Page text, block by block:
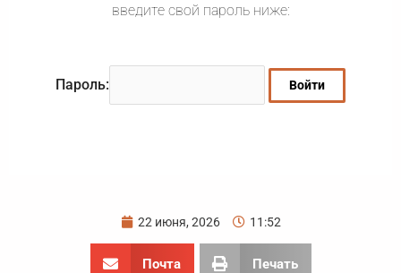
введите свой пароль ниже:
Пароль:
22 июня, 2026 11:52
Почта Печать